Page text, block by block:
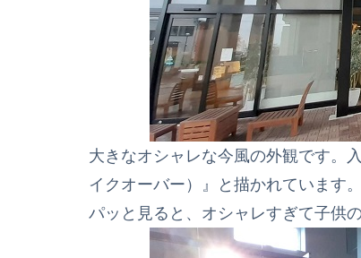
大きなオシャレな今風の外観です。
イクオーバー）』と描かれています。
パッと見ると、オシャレすぎて子供